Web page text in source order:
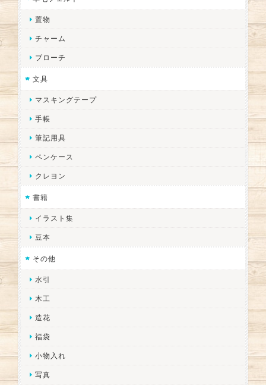
置物
チャーム
ブローチ
文具
マスキングテープ
手帳
筆記用具
ペンケース
クレヨン
書籍
イラスト集
豆本
その他
水引
木工
造花
福袋
小物入れ
写真